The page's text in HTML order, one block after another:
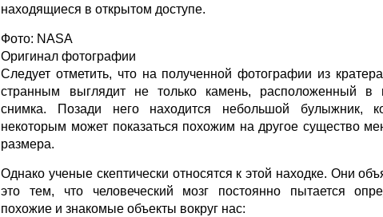
находящиеся в открытом доступе.
Фото: NASA
Оригинал фотографии
Следует отметить, что на полученной фотографии из
странным выглядит не только камень, расположенный в
снимка. Позади него находится небольшой булыжник,
некоторым может показаться похожим на другое существо
размера.
Однако ученые скептически относятся к этой находке. Они
это тем, что человеческий мозг постоянно пытается
похожие и знакомые объекты вокруг нас: